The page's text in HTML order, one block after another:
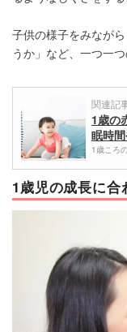
子供の様子をみなが
うか」など、一つ一
関連記
1歳の
眠時
1歳ころ
1歳児の成長に合